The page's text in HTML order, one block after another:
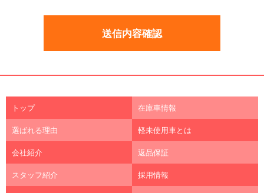
トップ 在庫車情報
選ばれる理由 軽未使用車とは
会社紹介 返品保証
スタッフ紹介 採用情報